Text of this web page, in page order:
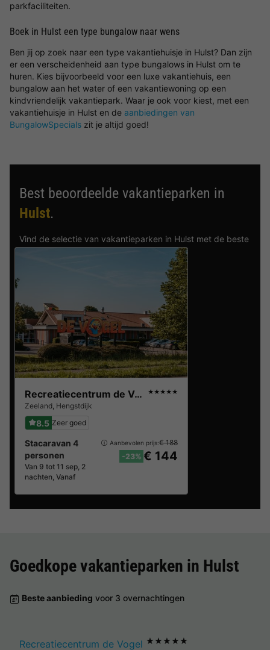
parkfaciliteiten.
Boek in Hulst een type bungalow naar wens
Ben jij op zoek naar een type vakantiehuisje in Hulst? Dan zijn
er een verscheidenheid aan type bungalows in Hulst om te
huren. Kies bijvoorbeeld voor een luxe vakantiehuis, een
bungalow aan het water of een vakantiewoning op een
kindvriendelijk vakantiepark. Waar je ook voor kiest, met een
vakantiehuisje in Hulst en de aanbiedingen van
BungalowSpecials zit je altijd goed!
Best beoordeelde vakantieparken in
Hulst.
Vind de selectie van vakantieparken in Hulst met de beste
reviews.
Recreatiecentrum de Vogel ★★★★★
Zeeland, Hengstdijk
8.5 Zeer goed
Stacaravan 4
personen
Van 9 tot 11 sep, 2
nachten, Vanaf
Aanbevolen prijs:€ 188
-23% € 144
Goedkope vakantieparken in Hulst
Beste aanbieding voor 3 overnachtingen
Recreatiecentrum de Vogel ★★★★★